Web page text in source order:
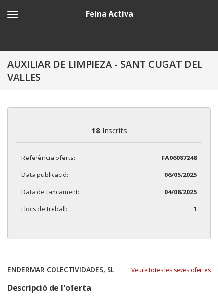
Feina Activa
AUXILIAR DE LIMPIEZA - SANT CUGAT DEL
VALLES
18Inscrits
Referència oferta:
FA06087248
Data publicació:
06/05/2025
Data de tancament:
04/08/2025
Llocs de treball:
1
ENDERMAR COLECTIVIDADES, SL Veure totes les seves ofertes
Descripció de l'oferta